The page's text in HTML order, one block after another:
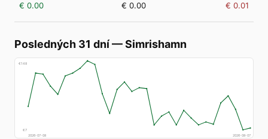
€ 0.00 € 0.00 € 0.01
Posledných 31 dní—Simrishamn
€148
€7
2026-07-08
2026-08-07